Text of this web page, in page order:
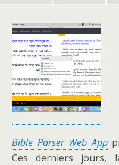
Bible Parser Web App
Ces derniers jours,